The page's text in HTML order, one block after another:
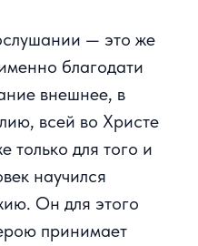
— это же
благодати
внешнее, в
всей во Христе
для того и
научился
Он для этого
принимает